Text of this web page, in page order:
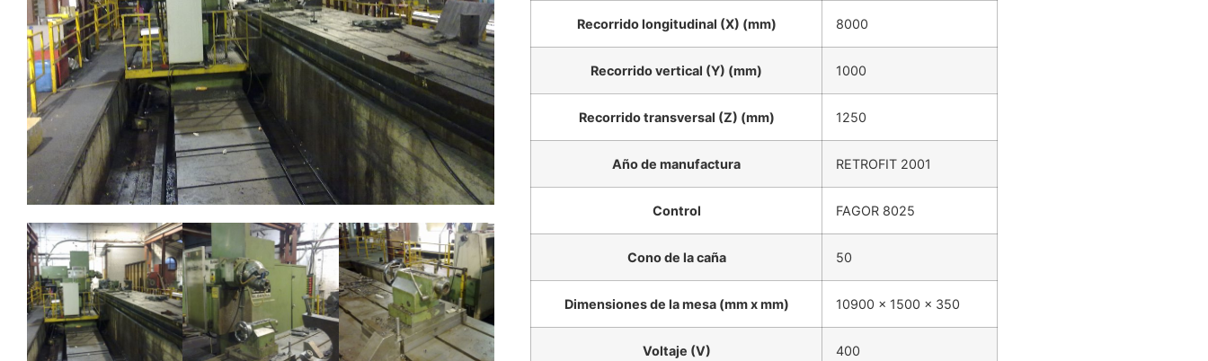
Recorrido longitudinal (X) (mm) 8000
Recorrido vertical (Y) (mm) 1000
Recorrido transversal (Z) (mm) 1250
Año de manufactura RETROFIT 2001
Control FAGOR 8025
Cono de la caña 50
Dimensiones de la mesa (mm x mm) 10900 x 1500 x 350
Voltaje (V) 400